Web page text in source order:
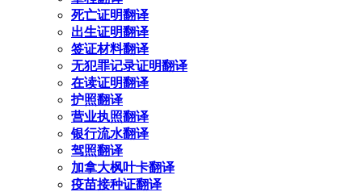
死亡证明翻译
出生证明翻译
签证材料翻译
无犯罪记录证明翻译
在读证明翻译
护照翻译
营业执照翻译
银行流水翻译
驾照翻译
加拿大枫叶卡翻译
疫苗接种证翻译